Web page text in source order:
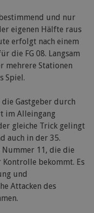
und nur
eigenen Hälfte raus
erfolgt nach einem
die FG 08. Langsam
mehrere Stationen
Spiel.
Gastgeber durch
im Alleingang
gleiche Trick gelingt
auch in der 35.
11, die die
bekommt. Es
und
Attacken des